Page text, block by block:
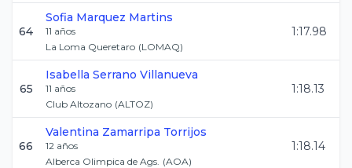
64
Sofia Marquez Martins
11 años
La Loma Queretaro (LOMAQ)
1:17.98
65
Isabella Serrano Villanueva
11 años
Club Altozano (ALTOZ)
1:18.13
66
Valentina Zamarripa Torrijos
12 años
Alberca Olimpica de Ags. (AOA)
1:18.14